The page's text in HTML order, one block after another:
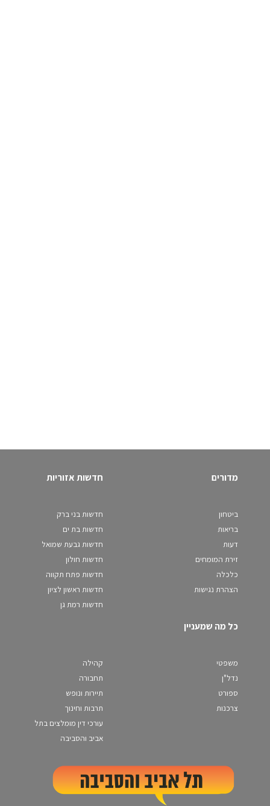
מדורים
ביטחון
בריאות
דעות
זירת המומחים
כלכלה
הצהרת נגישות
חדשות אזוריות
חדשות בני ברק
חדשות בת ים
חדשות גבעת שמואל
חדשות חולון
חדשות פתח תקווה
חדשות ראשון לציון
חדשות רמת גן
כל מה שמעניין
משפטי
נדל"ן
ספורט
צרכנות
קהילה
תחבורה
תיירות ונופש
תרבות וחינוך
עורכי דין מומלצים בתל
אביב והסביבה